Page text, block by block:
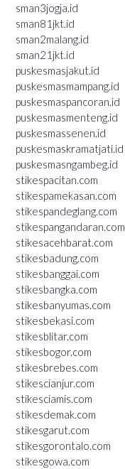
sman3jogja.id
sman81jkt.id
sman2malang.id
sman21jkt.id
puskesmasjakut.id
puskesmasmampang.id
puskesmaspancoran.id
puskesmasmenteng.id
puskesmassenen.id
puskesmaskramatjati.id
puskesmasngambeg.id
stikespacitan.com
stikespamekasan.com
stikespandeglang.com
stikespangandaran.com
stikesacehbarat.com
stikesbadung.com
stikesbanggai.com
stikesbangka.com
stikesbanyumas.com
stikesbekasi.com
stikesblitar.com
stikesbogor.com
stikesbrebes.com
stikescianjur.com
stikesciamis.com
stikesdemak.com
stikesgarut.com
stikesgorontalo.com
stikesgowa.com